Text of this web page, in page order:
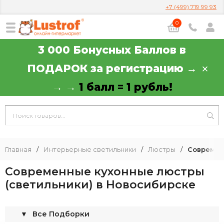
+7 (499) 719 99 93
0
3 000 Бонусных Баллов в
ПОДАРОК за регистрацию →
→ → 1 балл = 1 рубль!
Главная / Интерьерные светильники / Люстры /
Современные кухонные люстры
(светильники) в Новосибирске
Все Подборки
▼